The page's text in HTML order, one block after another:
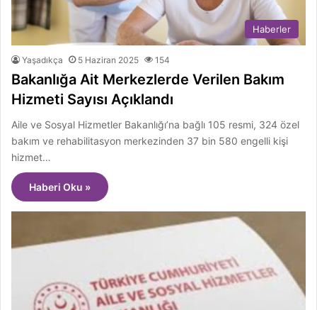
Haberler
Yaşadıkça 5 Haziran 2025 154
Bakanlığa Ait Merkezlerde Verilen Bakım
Hizmeti Sayısı Açıklandı
Aile ve Sosyal Hizmetler Bakanlığı’na bağlı 105 resmi, 324 özel
bakım ve rehabilitasyon merkezinden 37 bin 580 engelli kişi
hizmet…
Haberi Oku »